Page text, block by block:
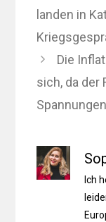
landen in
Die
sich, da der
Ich